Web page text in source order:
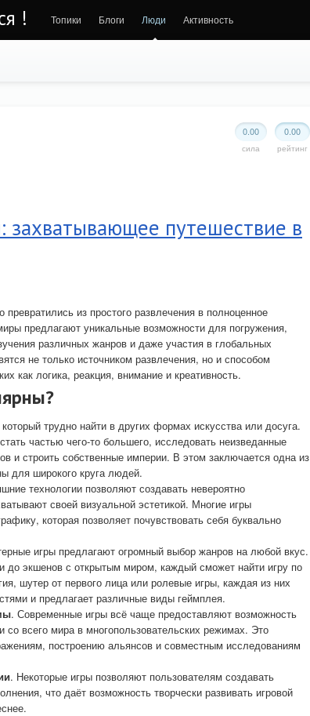
! Топики Блоги Люди Активность
0.00
рейтинг
0.00
сила
путешествие в
из простого развлечения в полноценное
предлагают уникальные возможности для погружения,
различных жанров и даже участия в глобальных
не только источником развлечения, но и способом
как логика, реакция, внимание и креативность.
трудно найти в других формах искусства или досуга.
частью чего-то большего, исследовать неизведанные
и строить собственные империи. В этом заключается одна из
для широкого круга людей.
технологии позволяют создавать невероятно
своей визуальной эстетикой. Многие игры
которая позволяет почувствовать себя буквально
игры предлагают огромный выбор жанров на любой вкус.
до экшенов с открытым миром, каждый сможет найти игру по
шутер от первого лица или ролевые игры, каждая из них
и предлагает различные виды геймплея.
. Современные игры всё чаще предоставляют возможность
со всего мира в многопользовательских режимах. Это
построению альянсов и совместным исследованиям
. Некоторые игры позволяют пользователям создавать
что даёт возможность творчески развивать игровой